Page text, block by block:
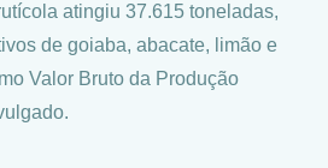
atingiu 37.615 toneladas,
de goiaba, abacate, limão e
Valor Bruto da Produção